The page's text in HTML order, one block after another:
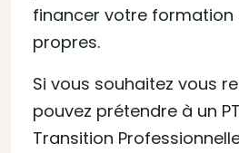
financer votre formation
propres.
Si vous souhaitez vous
pouvez prétendre à un
Transition